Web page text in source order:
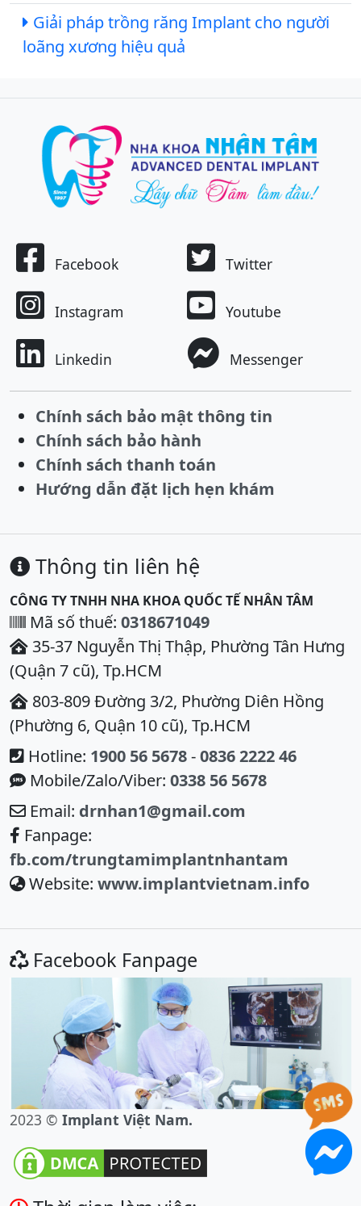
Giải pháp trồng răng Implant cho người
loãng xương hiệu quả
Facebook Twitter
Instagram Youtube
Linkedin Messenger
Chính sách bảo mật thông tin
Chính sách bảo hành
Chính sách thanh toán
Hướng dẫn đặt lịch hẹn khám
Thông tin liên hệ
CÔNG TY TNHH NHA KHOA QUỐC TẾ NHÂN TÂM
Mã số thuế: 0318671049
35-37 Nguyễn Thị Thập, Phường Tân Hưng
(Quận 7 cũ), Tp.HCM
803-809 Đường 3/2, Phường Diên Hồng
(Phường 6, Quận 10 cũ), Tp.HCM
Hotline: 1900 56 5678-0836 2222 46
Mobile/Zalo/Viber: 0338 56 5678
Email: drnhan1@gmail.com
Fanpage:
fb.com/trungtamimplantnhantam
Website: www.implantvietnam.info
Facebook Fanpage
2023 © Implant Việt Nam.